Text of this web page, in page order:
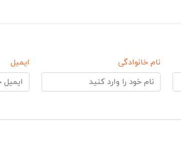
نام خانوادگی ایمیل